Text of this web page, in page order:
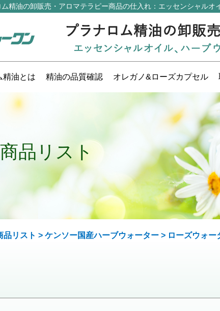
ム精油の卸販売・アロマテラピー商品の仕入れ ：エッセンシャル
精油とは 精油の品質確認 オレガノ&ローズカプセル
品リスト
品リスト > ケンソー国産ハーブウォーター > ローズウォー